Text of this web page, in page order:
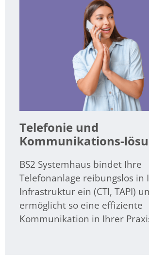
Telefonie und
Kommunikations-
BS2 Systemhaus bindet Ihre
Telefonanlage reibungslos in
Infrastruktur ein (CTI, TAPI)
ermöglicht so eine effiziente
Kommunikation in Ihrer